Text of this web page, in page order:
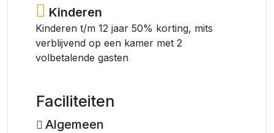
Kinderen
Kinderen t/m 12 jaar 50% korting, mits
verblijvend op een kamer met 2
volbetalende gasten
Faciliteiten
Algemeen